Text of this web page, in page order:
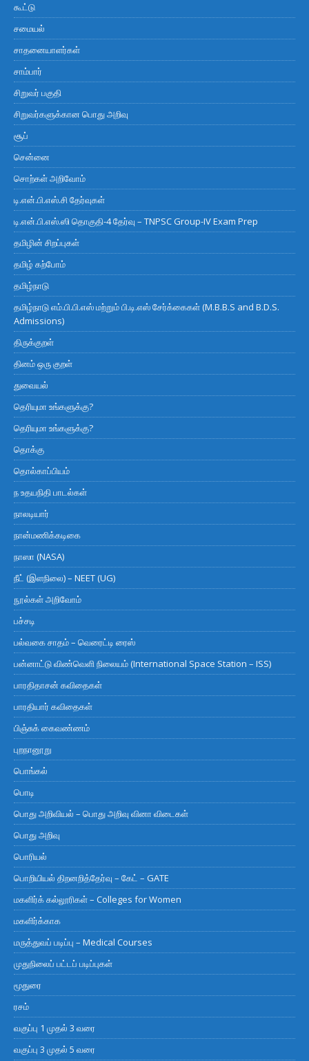
கூட்டு
சமையல்
சாதனையாளர்கள்
சாம்பார்
சிறுவர் பகுதி
சிறுவர்களுக்கான பொது அறிவு
சூப்
சென்னை
சொற்கள் அறிவோம்
டி.என்.பி.எஸ்.சி தேர்வுகள்
டி.என்.பி.எஸ்.ஸி தொகுதி-4 தேர்வு – TNPSC Group-IV Exam Prep
தமிழின் சிறப்புகள்
தமிழ் கற்போம்
தமிழ்நாடு
தமிழ்நாடு எம்.பி.பி.எஸ் மற்றும் பி.டி.எஸ் சேர்க்கைகள் (M.B.B.S and B.D.S.
Admissions)
திருக்குறள்
தினம் ஒரு குறள்
துவையல்
தெரியுமா உங்களுக்கு?
தெரியுமா உங்களுக்கு?
தொக்கு
தொல்காப்பியம்
ந உதயநிதி பாடல்கள்
நாலடியார்
நான்மணிக்கடிகை
நாஸா (NASA)
நீட் (இளநிலை) – NEET (UG)
நூல்கள் அறிவோம்
பச்சடி
பல்வகை சாதம் – வெரைட்டி ரைஸ்
பன்னாட்டு விண்வெளி நிலையம் (International Space Station – ISS)
பாரதிதாசன் கவிதைகள்
பாரதியார் கவிதைகள்
பிஞ்சுக் கைவண்ணம்
புறநானூறு
பொங்கல்
பொடி
பொது அறிவியல் – பொது அறிவு வினா விடைகள்
பொது அறிவு
பொரியல்
பொறியியல் திறனறித்தேர்வு – கேட் – GATE
மகளிர்க் கல்லூரிகள் – Colleges for Women
மகளிர்க்காக
மருத்துவப் படிப்பு – Medical Courses
முதுநிலைப் பட்டப் படிப்புகள்
மூதுரை
ரசம்
வகுப்பு 1 முதல் 3 வரை
வகுப்பு 3 முதல் 5 வரை